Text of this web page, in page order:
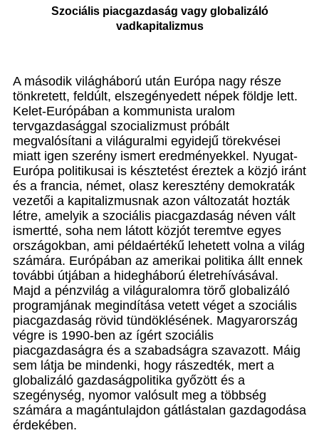
Szociális piacgazdaság vagy globalizáló
vadkapitalizmus
A második világháború után Európa nagy része
tönkretett, feldúlt, elszegényedett népek földje lett.
Kelet-Európában a kommunista uralom
tervgazdasággal szocializmust próbált
megvalósítani a világuralmi egyidejű törekvései
miatt igen szerény ismert eredményekkel. Nyugat-
Európa politikusai is késztetést éreztek a közjó iránt
és a francia, német, olasz keresztény demokraták
vezetői a kapitalizmusnak azon változatát hozták
létre, amelyik a szociális piacgazdaság néven vált
ismertté, soha nem látott közjót teremtve egyes
országokban, ami példaértékű lehetett volna a világ
számára. Európában az amerikai politika állt ennek
további útjában a hidegháború életrehívásával.
Majd a pénzvilág a világuralomra törő globalizáló
programjának megindítása vetett véget a szociális
piacgazdaság rövid tündöklésének. Magyarország
végre is 1990-ben az ígért szociális
piacgazdaságra és a szabadságra szavazott. Máig
sem látja be mindenki, hogy rászedték, mert a
globalizáló gazdaságpolitika győzött és a
szegénység, nyomor valósult meg a többség
számára a magántulajdon gátlástalan gazdagodása
érdekében.